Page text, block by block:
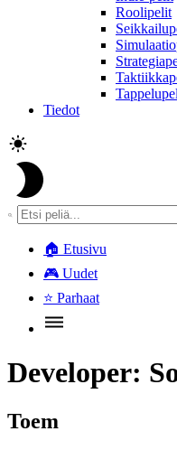
Roolipelit
Tiedot
🏠 Etusivu
🎮 Uudet
⭐ Parhaat
Developer:
Toem